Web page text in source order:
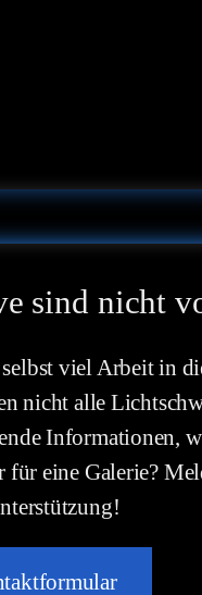
sind nicht
viel Arbeit in
nicht alle
Informationen,
für eine Galerie?